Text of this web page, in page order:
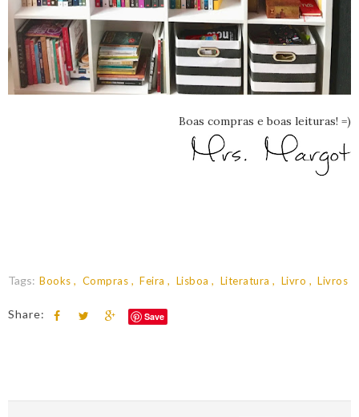
Boas compras e boas leituras! =)
Tags: Books Compras Feira Lisboa Literatura Livro Livros
Share: Save